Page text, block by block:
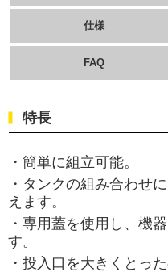
仕様
FAQ
特長
・簡単に組立可能。
・タンクの組み合わせ
えます。
・専用蓋を使用し、機
す。
・投入口を大きくとっ